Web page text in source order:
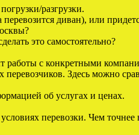
разгрузки.
диван), или
это самостоятельно?
работы с конкретными
Здесь можно
об услугах и ценах.
перевозки. Чем точнее